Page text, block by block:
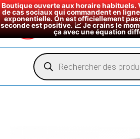
Boutique ouverte aux horaire habituels.
de cas sociaux qui commandent en
exponentielle. On est officiellement
seconde est positive. 📈 Je crains le
ça avec une équation
Recherche
de
produits